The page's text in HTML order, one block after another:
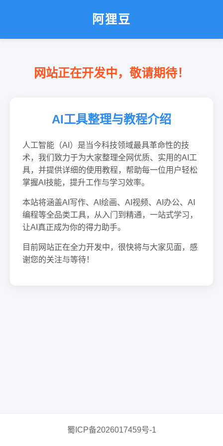
阿狸豆
网站正在开发中，敬请期待！
AI工具整理与教程介绍
人工智能（AI）是当今科技领域最具革命性的技
术，我们致力于为大家整理全网优质、实用的AI工
具，并提供详细的使用教程，帮助每一位用户轻松
掌握AI技能，提升工作与学习效率。
本站将涵盖AI写作、AI绘画、AI视频、AI办公、AI
编程等全品类工具，从入门到精通，一站式学习，
让AI真正成为你的得力助手。
目前网站正在全力开发中，很快将与大家见面，感
谢您的关注与等待！
蜀ICP备2026017459号-1